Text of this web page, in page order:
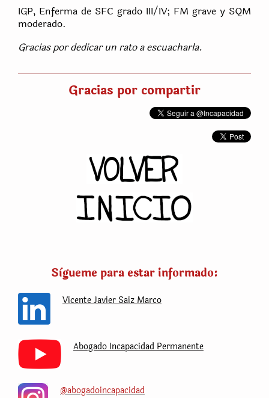
IGP, Enferma de SFC grado III/IV; FM grave y SQM
moderado.
Gracias por dedicar un rato a escuacharla.
Gracias por compartir
Sìgueme para estar informado:
Vicente Javier Saiz Marco
Abogado Incapacidad Permanente
@abogadoincapacidad